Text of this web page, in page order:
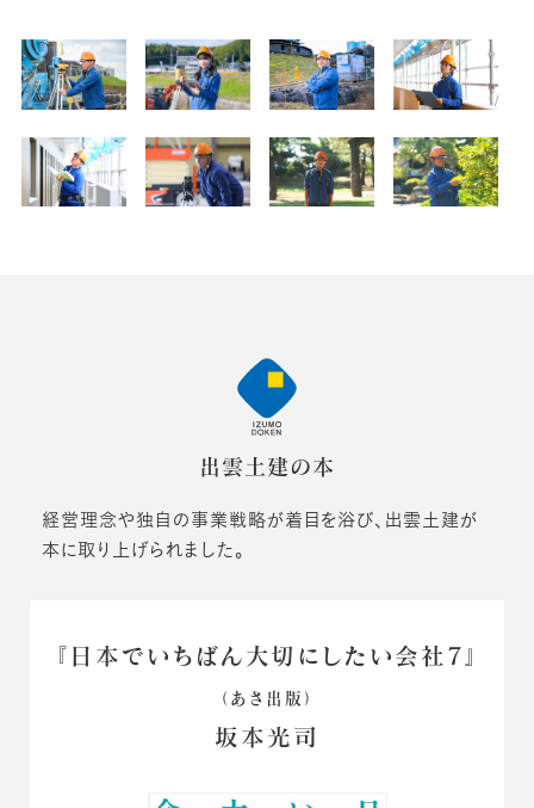
出雲土建の本
経営理念や独自の事業戦略が着目を浴び、出雲土建が
本に取り上げられました。
『日本でいちばん大切にしたい会社7』
（あさ出版）
坂本光司